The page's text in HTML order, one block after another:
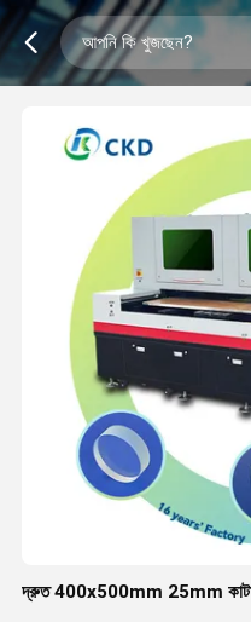
দ্রুত 400x500mm 25mm কাটা